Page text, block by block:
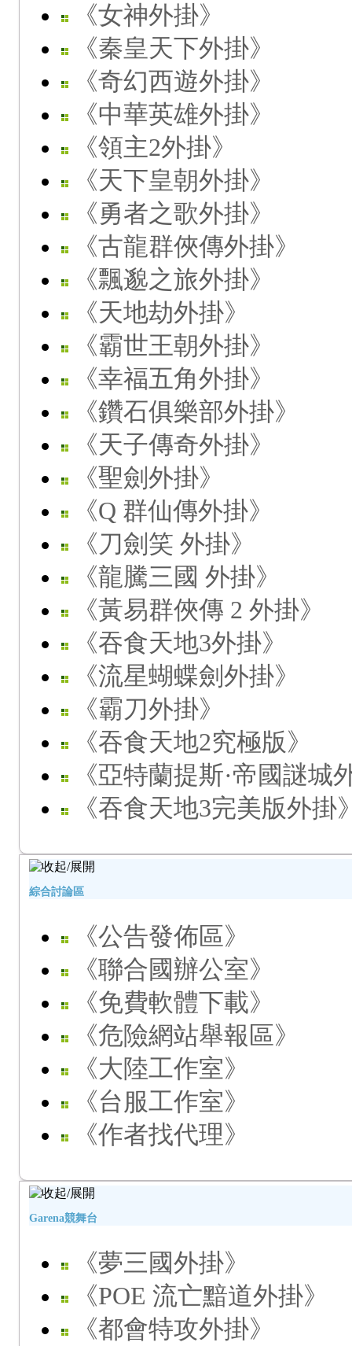
《女神外掛》
《秦皇天下外掛》
《奇幻西遊外掛》
《中華英雄外掛》
《領主2外掛》
《天下皇朝外掛》
《勇者之歌外掛》
《古龍群俠傳外掛》
《飄邈之旅外掛》
《天地劫外掛》
《霸世王朝外掛》
《幸福五角外掛》
《鑽石俱樂部外掛》
《天子傳奇外掛》
《聖劍外掛》
《Q 群仙傳外掛》
《刀劍笑 外掛》
《龍騰三國 外掛》
《黃易群俠傳 2 外掛》
《吞食天地3外掛》
《流星蝴蝶劍外掛》
《霸刀外掛》
《吞食天地2究極版》
《亞特蘭提斯·帝國謎城
《吞食天地3完美版外掛
綜合討論區
《公告發佈區》
《聯合國辦公室》
《免費軟體下載》
《危險網站舉報區》
《大陸工作室》
《台服工作室》
《作者找代理》
Garena競舞台
《夢三國外掛》
《POE 流亡黯道外掛》
《都會特攻外掛》